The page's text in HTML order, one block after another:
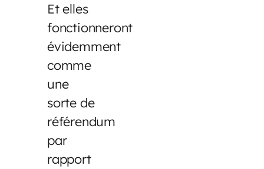
Et elles
fonctionneront
évidemment
comme
une
sorte de
référendum
par
rapport